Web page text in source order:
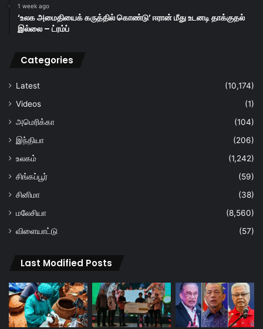
1 week ago
‘உலக அமைதியைக் கருத்தில் கொண்டு’ ஈரான் மீது உடனடி தாக்குதல்
இல்லை – ட்ரம்ப்
Categories
Latest
(10,174)
Videos
(1)
அமெரிக்கா
(104)
இந்தியா
(206)
உலகம்
(1,242)
சிங்கப்பூர்
(59)
சினிமா
(38)
மலேசியா
(8,560)
விளையாட்டு
(57)
Last Modified Posts